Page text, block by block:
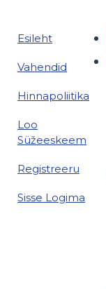
Esileht
Vahendid
Hinnapoliitika
Loo
Süžeeskeem
Registreeru
Sisse Logima